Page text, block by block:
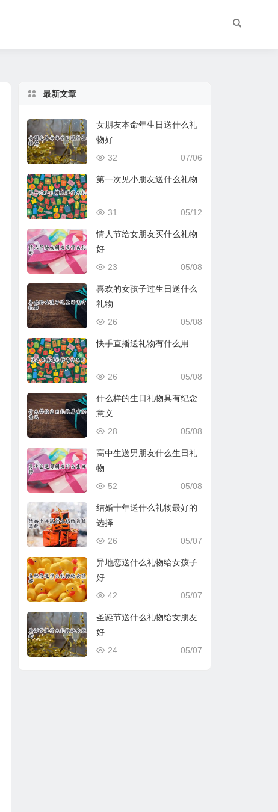
最新文章
女朋友本命年生日送什么礼
物好
07/06
32
第一次见小朋友送什么礼物
05/12
31
情人节给女朋友买什么礼物
好
05/08
23
喜欢的女孩子过生日送什么
礼物
05/08
26
快手直播送礼物有什么用
05/08
26
什么样的生日礼物具有纪念
意义
05/08
28
高中生送男朋友什么生日礼
物
05/08
52
结婚十年送什么礼物最好的
选择
05/07
26
异地恋送什么礼物给女孩子
好
05/07
42
圣诞节送什么礼物给女朋友
好
05/07
24